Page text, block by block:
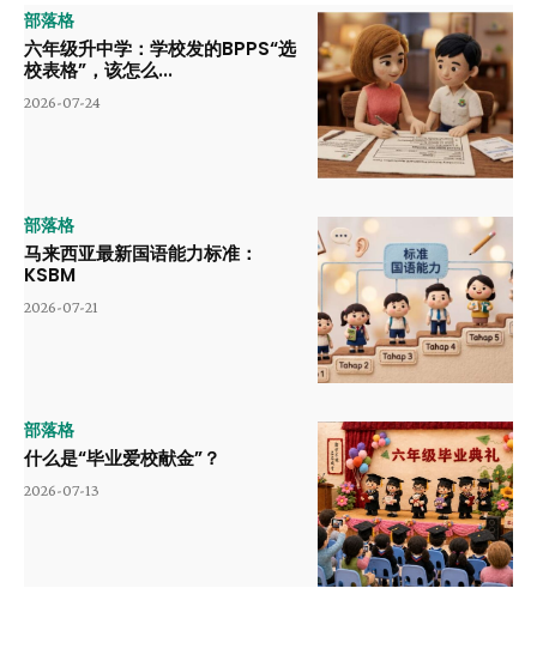
部落格
六年级升中学：学校发的BPPS“选
校表格”，该怎么...
2026-07-24
部落格
马来西亚最新国语能力标准：
KSBM
2026-07-21
部落格
什么是“毕业爱校献金”？
2026-07-13